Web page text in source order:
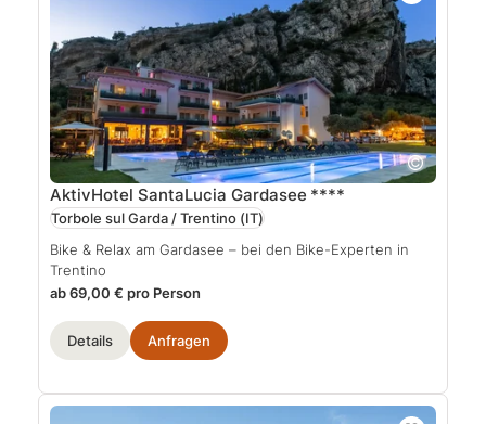
AktivHotel SantaLucia Gardasee ****
Torbole sul Garda / Trentino (IT)
Bike & Relax am Gardasee – bei den Bike-Experten in
Trentino
ab 69,00 € pro Person
Details Anfragen